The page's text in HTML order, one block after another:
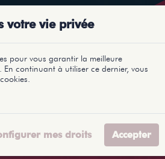
votre vie privée
pour vous garantir la meilleure
En continuant à utiliser ce dernier, vous
mes droits Accepter